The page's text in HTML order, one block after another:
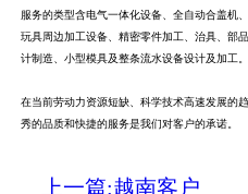
服务的类型含电气一体化设备、全自动合盖机
玩具周边加工设备、精密零件加工、治具、部
计制造、小型模具及整条流水设备设计及加工。
在当前劳动力资源短缺、科学技术高速发展的
秀的品质和快捷的服务是我们对客户的承诺。
上一篇:越南客户